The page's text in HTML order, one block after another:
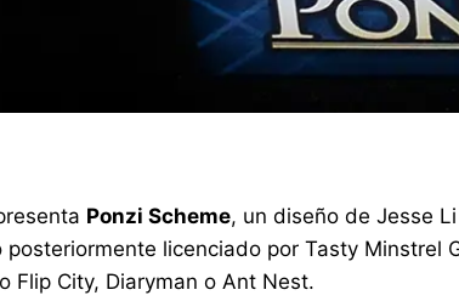
Ponzi Scheme, un diseño de Jesse
posteriormente licenciado por Tasty Minstrel
Flip City, Diaryman o Ant Nest.